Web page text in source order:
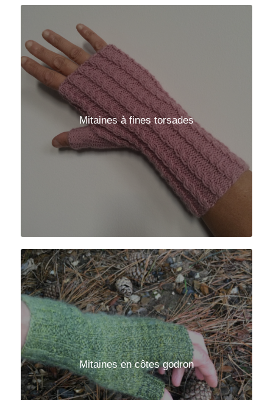
Mitaines à fines torsades
Mitaines en côtes godron